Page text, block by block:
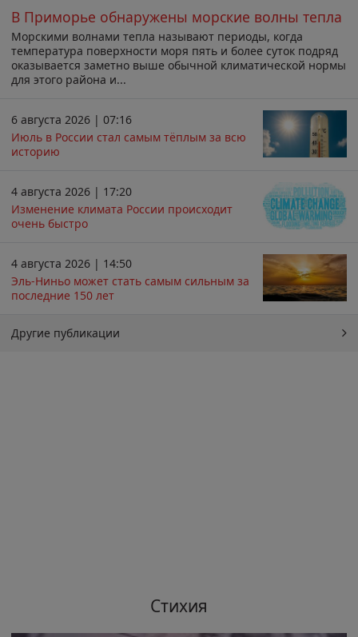
В Приморье обнаружены морские волны тепла
Морскими волнами тепла называют периоды, когда
температура поверхности моря пять и более суток подряд
оказывается заметно выше обычной климатической нормы
для этого района и...
6 августа 2026 | 07:16
Июль в России стал самым тёплым за всю
историю
4 августа 2026 | 17:20
Изменение климата России происходит
очень быстро
4 августа 2026 | 14:50
Эль-Ниньо может стать самым сильным за
последние 150 лет
Другие публикации
Стихия